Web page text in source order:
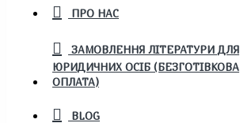
ПРО НАС
ЗАМОВЛЕННЯ ЛІТЕРАТУРИ ДЛЯ
ЮРИДИЧНИХ ОСІБ (БЕЗГОТІВКОВА
ОПЛАТА)
BLOG